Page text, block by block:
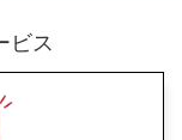
ビス